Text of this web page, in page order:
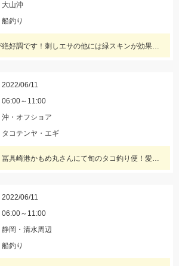
大山沖
船釣り
大山沖イサキが絶好調です！刺しエサの他には緑スキンが効果的です♪大型のイサキが多いので号以上の仕掛けがオススメです！
2022/06/11
06:00～11:00
沖・オフショア
タコテンヤ・エギ
今週は愛知へ！冨具崎港かもめ丸さんにて旬のタコ釣り便！愛知側もタコが良くなってきました！！
2022/06/11
06:00～11:00
静岡・清水周辺
船釣り